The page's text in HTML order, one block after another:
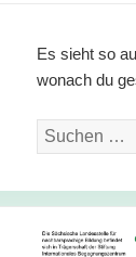
Es sieht so
wonach du
Suche
nach: